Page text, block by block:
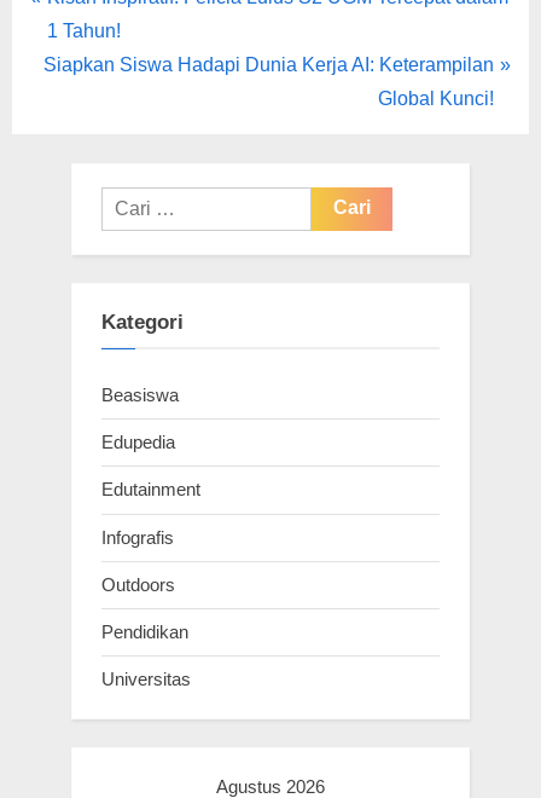
pos
r
e
1 Tahun!
N
Siapkan Siswa Hadapi Dunia Kerja AI: Keterampilan
Global Kunci!
Cari
untuk:
Kategori
Beasiswa
Edupedia
Edutainment
Infografis
Outdoors
Pendidikan
Universitas
Agustus 2026